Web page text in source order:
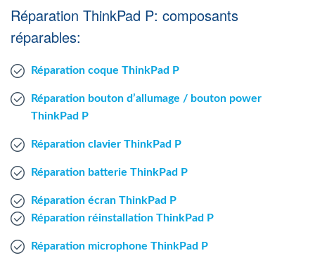
Agent Windows
Réparation ThinkPad P: composants
réparables:
Réparation coque ThinkPad P
Réparation bouton d’allumage / bouton power
ThinkPad P
Réparation clavier ThinkPad P
Réparation batterie ThinkPad P
Réparation écran ThinkPad P
Réparation réinstallation ThinkPad P
Réparation microphone ThinkPad P